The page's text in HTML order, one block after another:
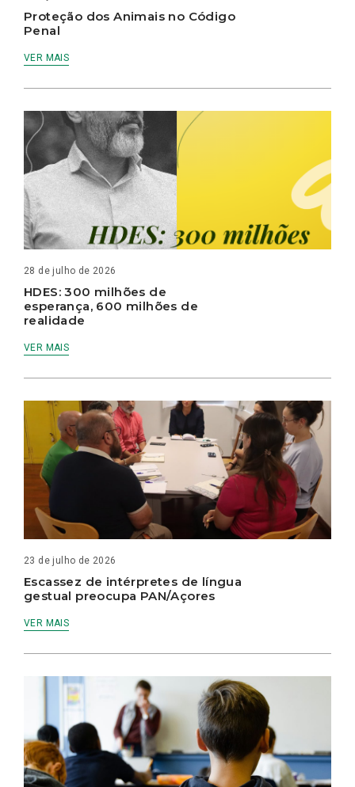
Proteção dos Animais no Código
Penal
VER MAIS
28 de julho de 2026
HDES: 300 milhões de
esperança, 600 milhões de
realidade
VER MAIS
23 de julho de 2026
Escassez de intérpretes de língua
gestual preocupa PAN/Açores
VER MAIS